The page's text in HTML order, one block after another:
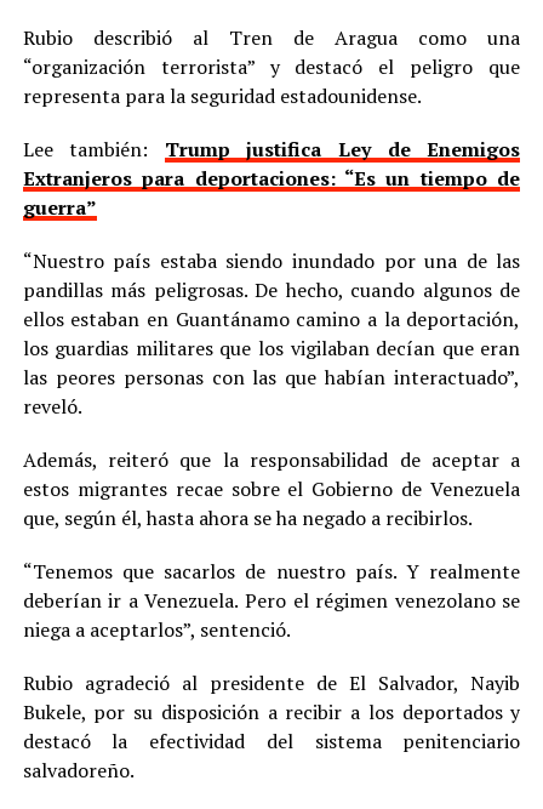
Rubio describió al Tren de Aragua como una
“organización terrorista” y destacó el peligro que
representa para la seguridad estadounidense.
Lee también: Trump justifica Ley de Enemigos
Extranjeros para deportaciones: “Es un tiempo de
guerra”
“Nuestro país estaba siendo inundado por una de las
pandillas más peligrosas. De hecho, cuando algunos de
ellos estaban en Guantánamo camino a la deportación,
los guardias militares que los vigilaban decían que eran
las peores personas con las que habían interactuado”,
reveló.
Además, reiteró que la responsabilidad de aceptar a
estos migrantes recae sobre el Gobierno de Venezuela
que, según él, hasta ahora se ha negado a recibirlos.
“Tenemos que sacarlos de nuestro país. Y realmente
deberían ir a Venezuela. Pero el régimen venezolano se
niega a aceptarlos”, sentenció.
Rubio agradeció al presidente de El Salvador, Nayib
Bukele, por su disposición a recibir a los deportados y
destacó la efectividad del sistema penitenciario
salvadoreño.